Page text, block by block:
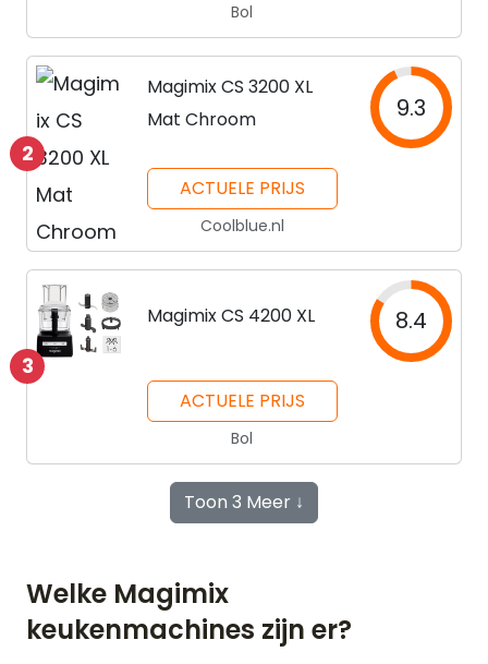
Bol
2
Magimix CS 3200 XL
Mat Chroom
9.3
ACTUELE PRIJS
Coolblue.nl
3
Magimix CS 4200 XL 8.4
ACTUELE PRIJS
Bol
Toon 3 Meer ↓
Welke Magimix
keukenmachines zijn er?